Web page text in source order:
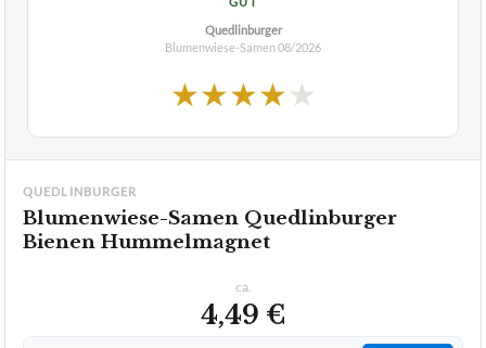
Quedlinburger
Blumenwiese-Samen08/2026
★★★★★
QUEDLINBURGER
Blumenwiese-Samen Quedlinburger
Bienen Hummelmagnet
ca.
4,49 €